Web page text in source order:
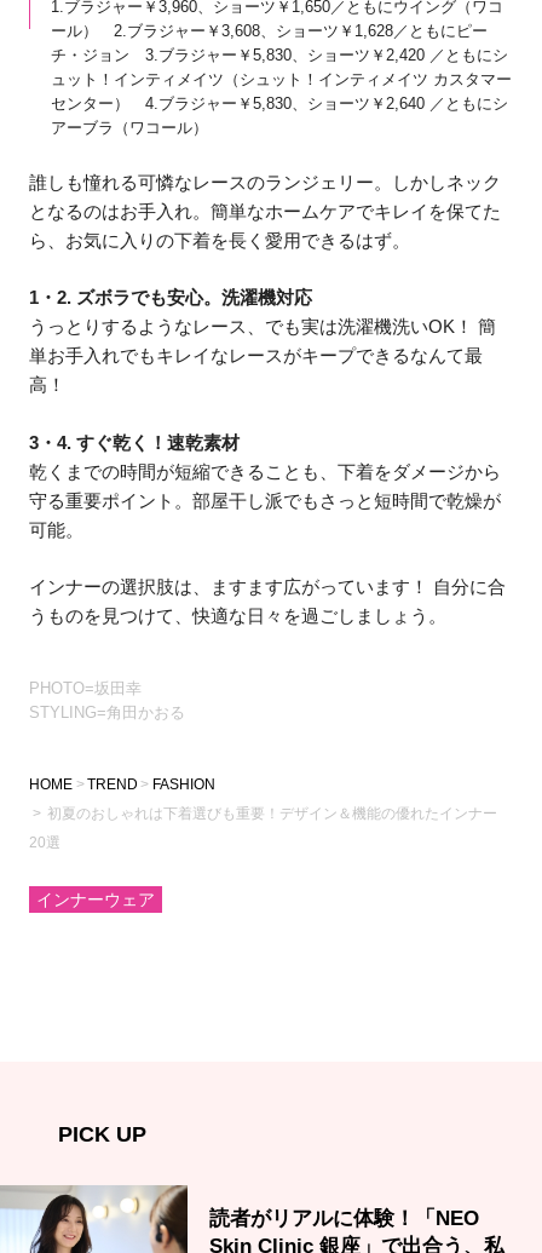
1.ブラジャー￥3,960、ショーツ￥1,650／ともにウイング（ワコ
ール） 2.ブラジャー￥3,608、ショーツ￥1,628／ともにピー
チ・ジョン 3.ブラジャー￥5,830、ショーツ￥2,420 ／ともにシ
ュット！インティメイツ（シュット！インティメイツ カスタマー
センター） 4.ブラジャー￥5,830、ショーツ￥2,640 ／ともにシ
アーブラ（ワコール）
誰しも憧れる可憐なレースのランジェリー。しかしネック
となるのはお手入れ。簡単なホームケアでキレイを保てた
ら、お気に入りの下着を長く愛用できるはず。
1・2. ズボラでも安心。洗濯機対応
うっとりするようなレース、でも実は洗濯機洗いOK！ 簡
単お手入れでもキレイなレースがキープできるなんて最
高！
3・4. すぐ乾く！速乾素材
乾くまでの時間が短縮できることも、下着をダメージから
守る重要ポイント。部屋干し派でもさっと短時間で乾燥が
可能。
インナーの選択肢は、ますます広がっています！ 自分に合
うものを見つけて、快適な日々を過ごしましょう。
PHOTO=坂田幸
STYLING=角田かおる
HOME TREND
FASHION
初夏のおしゃれは下着選びも重要！デザイン＆機能の優れたインナー
20選
インナーウェア
PICK UP
読者がリアルに体験！「NEO
Skin Clinic 銀座」で出合う、私